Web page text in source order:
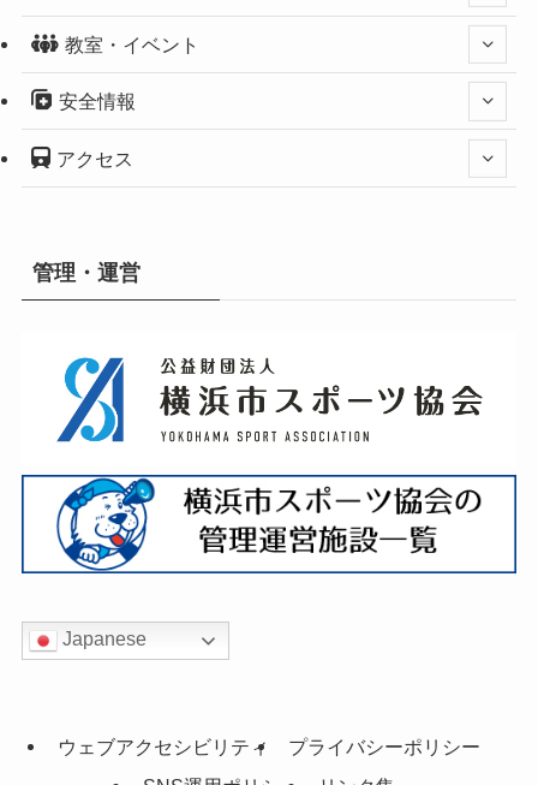
教室・イベント
安全情報
アクセス
管理・運営
Japanese
ウェブアクセシビリティ
プライバシーポリシー